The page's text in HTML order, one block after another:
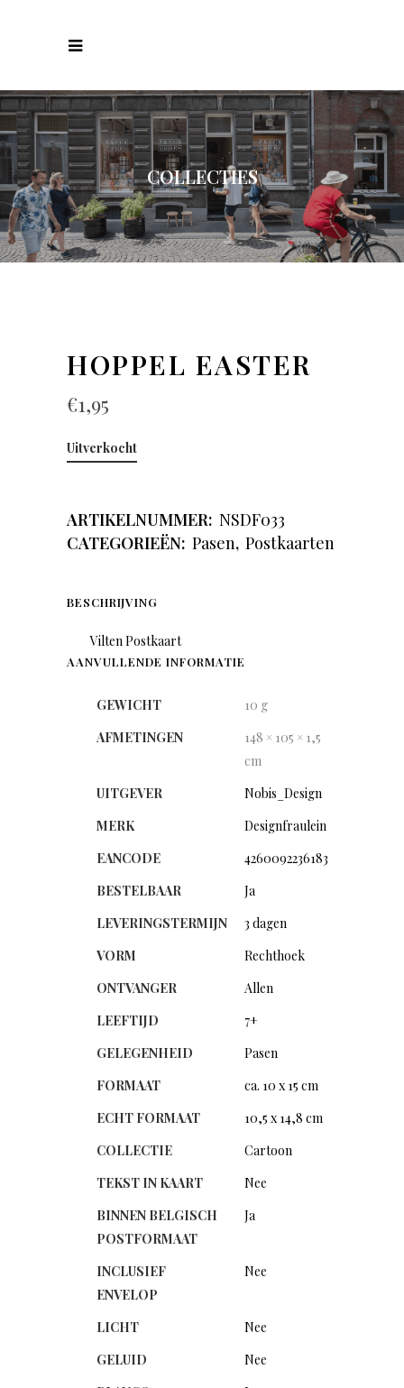
COLLECTIES
HOPPEL EASTER
€1,95
Uitverkocht
ARTIKELNUMMER: NSDF033
CATEGORIEËN: Pasen, Postkaarten
BESCHRIJVING
Vilten Postkaart
AANVULLENDE INFORMATIE
GEWICHT
10 g
AFMETINGEN
148 × 105 × 1,5
cm
UITGEVER
Nobis_Design
MERK
Designfraulein
EANCODE
4260092236183
BESTELBAAR
Ja
LEVERINGSTERMIJN
3 dagen
VORM
Rechthoek
ONTVANGER
Allen
LEEFTIJD
7+
GELEGENHEID
Pasen
FORMAAT
ca. 10 x 15 cm
ECHT FORMAAT
10,5 x 14,8 cm
COLLECTIE
Cartoon
TEKST IN KAART
Nee
BINNEN BELGISCH
POSTFORMAAT
Ja
INCLUSIEF
ENVELOP
Nee
LICHT
Nee
GELUID
Nee